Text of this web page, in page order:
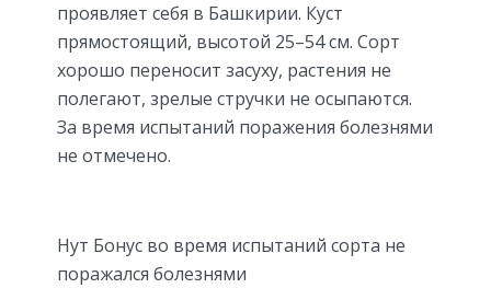
проявляет себя в Башкирии. Куст
прямостоящий, высотой 25–54 см. Сорт
хорошо переносит засуху, растения не
полегают, зрелые стручки не осыпаются.
За время испытаний поражения болезнями
не отмечено.
Нут Бонус во время испытаний сорта не
поражался болезнями